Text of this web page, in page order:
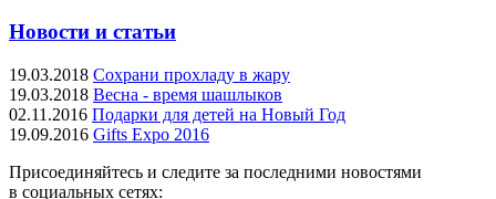
Новости и статьи
19.03.2018 Сохрани прохладу в жару
19.03.2018 Весна - время шашлыков
02.11.2016 Подарки для детей на Новый Год
19.09.2016 Gifts Expo 2016
Присоединяйтесь и следите за последними новостями
в социальных сетях: